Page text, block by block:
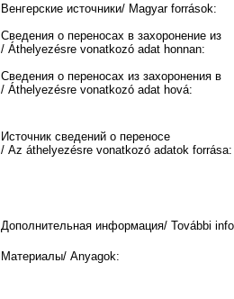
Венгерские источники/ Magyar források:
Сведения о переносах в захоронение из
/ Áthelyezésre vonatkozó adat honnan:
Сведения о переносах из захоронения в
/ Áthelyezésre vonatkozó adat hová:
Источник сведений о переносе
/ Az áthelyezésre vonatkozó adatok forrása:
Дополнительная информация/ További
Материалы/ Anyagok: